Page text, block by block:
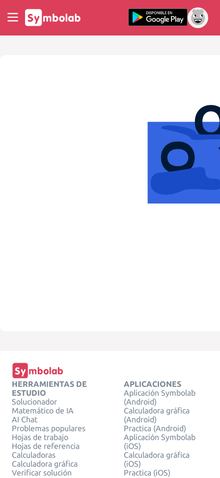
HERRAMIENTAS DE
ESTUDIO
Solucionador
Matemático de IA
AI Chat
Problemas populares
Hojas de trabajo
Hojas de referencia
Calculadoras
Calculadora gráfica
Verificar solución
APLICACIONES
Aplicación Symbolab
(Android)
Calculadora gráfica
(Android)
Practica (Android)
Aplicación Symbolab
(iOS)
Calculadora gráfica
(iOS)
Practica (iOS)